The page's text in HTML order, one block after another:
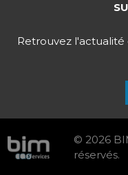
Retrouvez l'actualité
© 2026
réservés.